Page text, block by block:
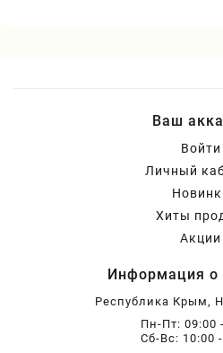
Ваш
Войти
Личный
Хиты
Акции
Информация о
Республика Крым,
Пн-Пт: 09:00
Сб-Вс: 10:00